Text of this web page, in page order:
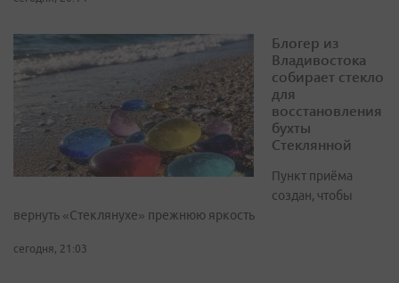
Блогер из
Владивостока
собирает стекло
для
восстановления
бухты
Стеклянной
Пункт приёма
создан, чтобы
вернуть «Стеклянухе» прежнюю яркость
сегодня, 21:03